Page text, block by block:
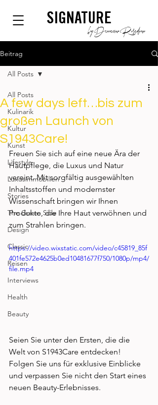
SIGNATURE
by Dianium Residence
Beitrag
All Posts
Kulinarik
Kultur
Kunst
Lifestyle
Luxusimmobilien
Stories
The Green Side
Design
Classic
Reisen
Interviews
Health
Beauty
All Posts
A few days left…bis zum
großen Launch von
S1943Care!
Freuen Sie sich auf eine neue Ära der
Hautpflege, die Luxus und Natur
vereint. Mit sorgfältig ausgewählten
Inhaltsstoffen und modernster
Wissenschaft bringen wir Ihnen
Produkte, die Ihre Haut verwöhnen und
zum Strahlen bringen.
https://video.wixstatic.com/video/c45819_85f
401fe572e4625b0ed10481677f750/1080p/mp4/
file.mp4
Seien Sie unter den Ersten, die die
Welt von S1943Care entdecken!
Folgen Sie uns für exklusive Einblicke
und verpassen Sie nicht den Start eines
neuen Beauty-Erlebnisses.